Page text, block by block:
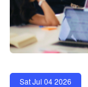
Sat Jul 04 2026